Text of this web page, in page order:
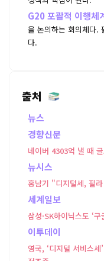
G20 포괄적 이행체
을 논의하는 회의체다.
다.
출처
뉴스
경향신문
네이버 4303억 낼 때
뉴시스
홍남기 "디지털세, 필
세계일보
삼성·SK하이닉스도 ‘구
이투데이
영국, ‘디지털 서비스